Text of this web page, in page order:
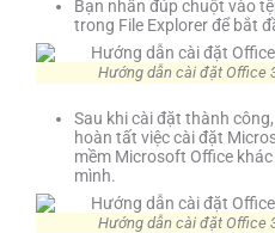
Bạn nhấn đúp chuột vào
trong File Explorer để bắt
Hướng dẫn cài đặt Office
Sau khi cài đặt thành
hoàn tất việc cài đặt
mềm Microsoft Office
mình.
Hướng dẫn cài đặt Office